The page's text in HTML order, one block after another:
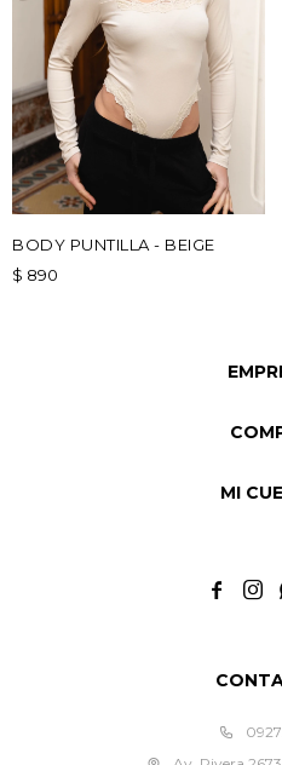
BODY PUNTILLA - BEIGE
$ 890
MI
 